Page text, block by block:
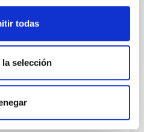
todas
selección
18/12/2025 - 14:02:26